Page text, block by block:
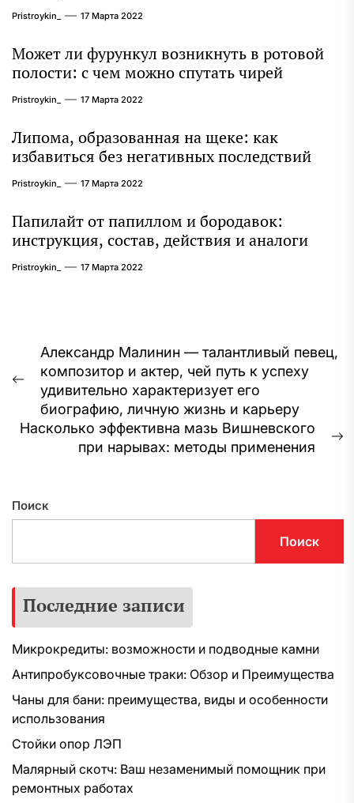
Pristroykin_ 17 Марта 2022
Может ли фурункул возникнуть в ротовой
полости: с чем можно спутать чирей
Pristroykin_ 17 Марта 2022
Липома, образованная на щеке: как
избавиться без негативных последствий
Pristroykin_ 17 Марта 2022
Папилайт от папиллом и бородавок:
инструкция, состав, действия и аналоги
Pristroykin_ 17 Марта 2022
Навигация
по
записям
Предыдущая
запись:
Александр Малинин — талантливый певец,
композитор и актер, чей путь к успеху
удивительно характеризует его
биографию, личную жизнь и карьеру
Насколько эффективна мазь Вишневского
при нарывах: методы применения
Поиск
Поиск
Последние записи
Микрокредиты: возможности и подводные камни
Антипробуксовочные траки: Обзор и Преимущества
Чаны для бани: преимущества, виды и особенности
использования
Стойки опор ЛЭП
Малярный скотч: Ваш незаменимый помощник при
ремонтных работах